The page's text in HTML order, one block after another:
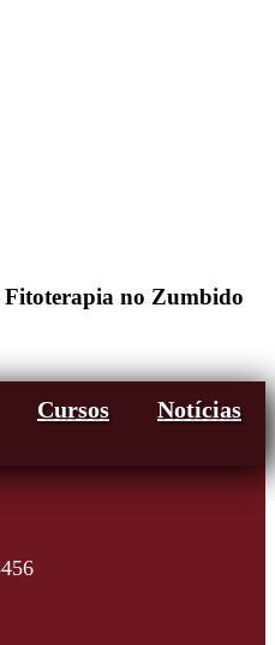
Fitoterapia no Zumbido
Cursos Notícias